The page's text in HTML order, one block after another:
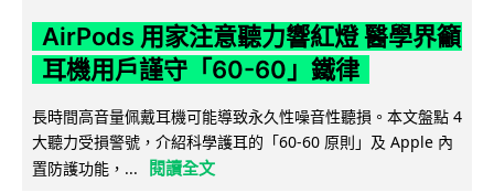
AirPods 用家注意聽力響紅燈 醫學界籲
耳機用戶謹守「60-60」鐵律
長時間高音量佩戴耳機可能導致永久性噪音性聽損。本文盤點 4
大聽力受損警號，介紹科學護耳的「60-60 原則」及 Apple 內
置防護功能，...
閱讀全文